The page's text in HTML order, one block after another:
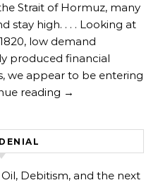
Strait of Hormuz, many
stay high. . . . Looking at
low demand
produced financial
we appear to be entering
reading →
Debitism, and the next